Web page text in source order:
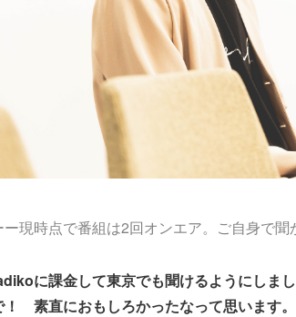
ー現時点で番組は2回オンエア。ご自身で聞
に課金して東京でも聞けるようにしま
！ 素直におもしろかったなって思います